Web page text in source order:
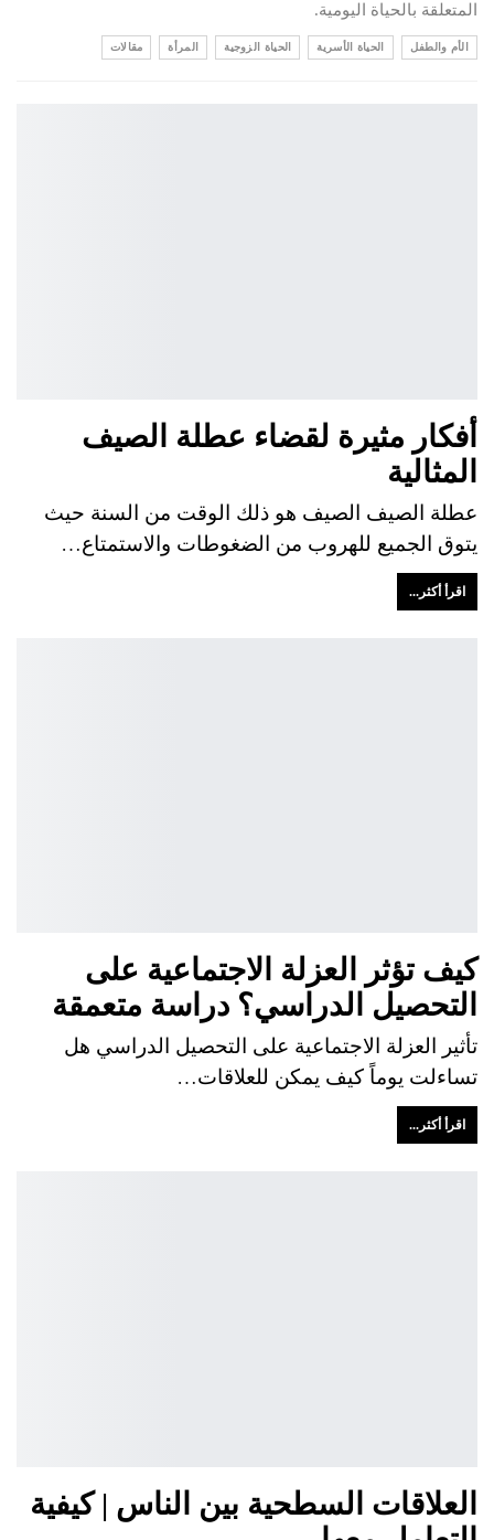
المتعلقة بالحياة اليومية.
الأم والطفل الحياة الأسرية الحياة الزوجية المرأة مقالات
أفكار مثيرة لقضاء عطلة الصيف
المثالية
عطلة الصيف الصيف هو ذلك الوقت من السنة حيث
يتوق الجميع للهروب من الضغوطات والاستمتاع…
اقرأ أكثر...
كيف تؤثر العزلة الاجتماعية على
التحصيل الدراسي؟ دراسة متعمقة
تأثير العزلة الاجتماعية على التحصيل الدراسي هل
تساءلت يوماً كيف يمكن للعلاقات…
اقرأ أكثر...
العلاقات السطحية بين الناس | كيفية